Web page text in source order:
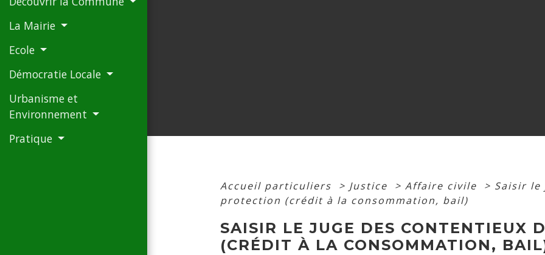
La Mairie
Ecole
Démocratie Locale
Urbanisme et
Environnement
Pratique
Accueil particuliers > Justice > Affaire civile > Saisir le
protection (crédit à la consommation, bail)
SAISIR LE JUGE DES CONTENTIEUX
(CRÉDIT À LA CONSOMMATION,